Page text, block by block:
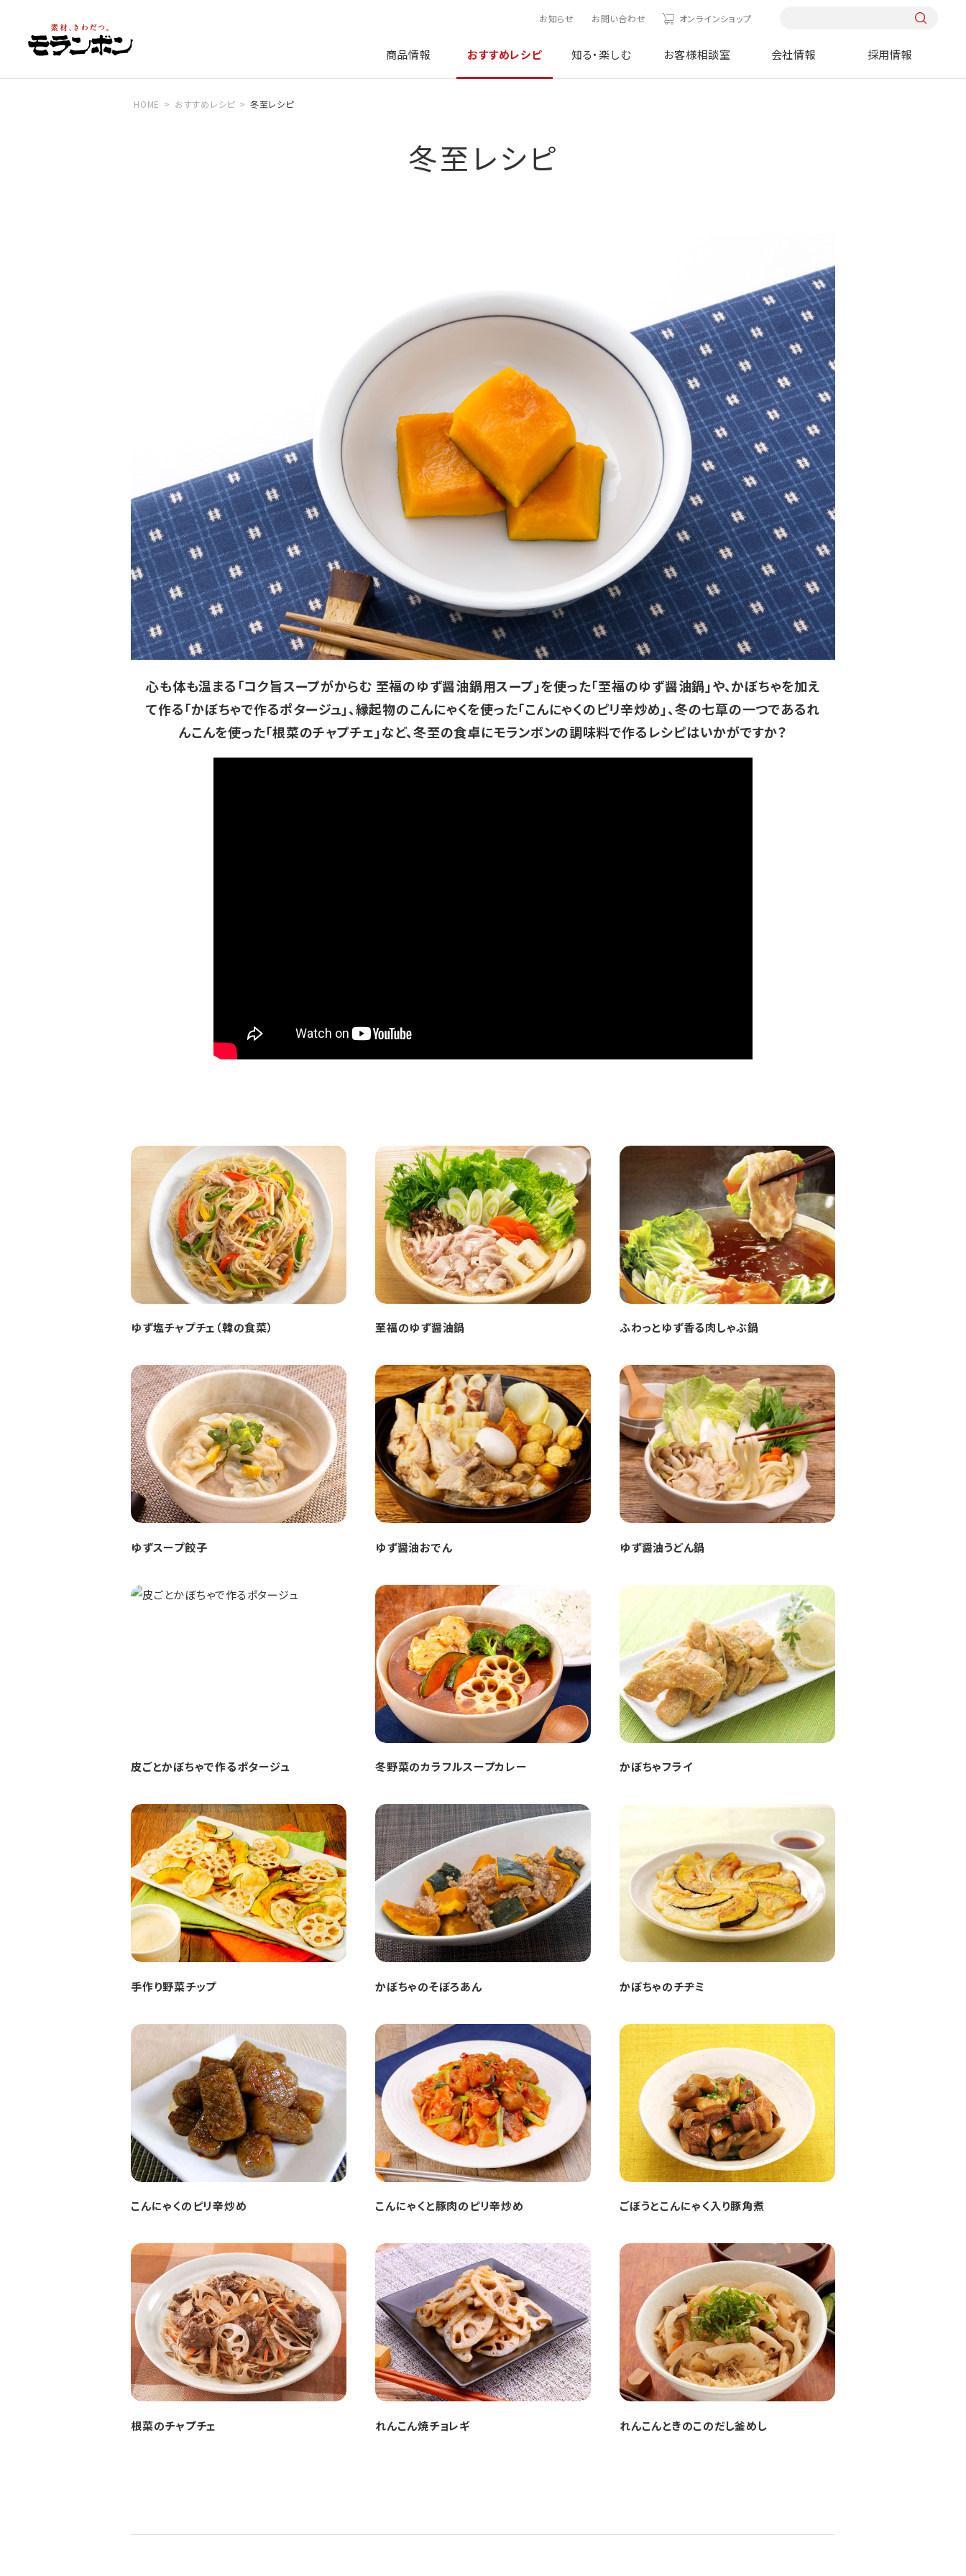
お知らせ お問い合わせ オンラインショップ
商品情報 おすすめレシピ 知る・楽しむ お客様相談室 会社情報 採用情報
HOME おすすめレシピ 冬至レシピ
冬至レシピ
心も体も温まる「コク旨スープがからむ 至福のゆず醤油鍋用スープ」を使った「至福のゆず醤油鍋」や、かぼちゃを加え
て作る「かぼちゃで作るポタージュ」、縁起物のこんにゃくを使った「こんにゃくのピリ辛炒め」、冬の七草の一つであるれ
んこんを使った「根菜のチャプチェ」など、冬至の食卓にモランボンの調味料で作るレシピはいかがですか？
ゆず塩チャプチェ（韓の食菜） 至福のゆず醤油鍋 ふわっとゆず香る肉しゃぶ鍋
ゆずスープ餃子 ゆず醤油おでん ゆず醤油うどん鍋
皮ごとかぼちゃで作るポタージュ 冬野菜のカラフルスープカレー かぼちゃフライ
手作り野菜チップ かぼちゃのそぼろあん かぼちゃのチヂミ
こんにゃくのピリ辛炒め こんにゃくと豚肉のピリ辛炒め ごぼうとこんにゃく入り豚角煮
根菜のチャプチェ れんこん焼チョレギ れんこんときのこのだし釜めし